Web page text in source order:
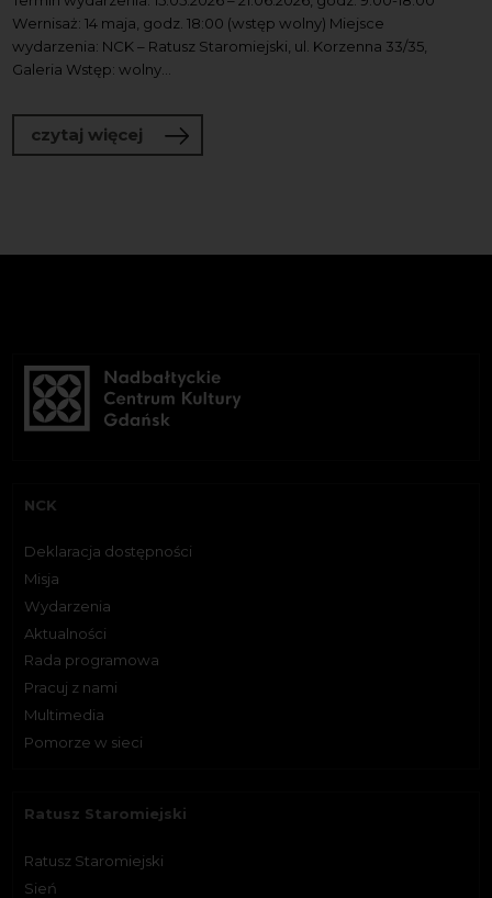
Wernisaż: 14 maja, godz. 18:00 (wstęp wolny) Miejsce
wydarzenia: NCK – Ratusz Staromiejski, ul. Korzenna 33/35,
Galeria Wstęp: wolny...
czytaj więcej o Kòszikówka. Czesław Hinc &
NCK
Deklaracja dostępności
Misja
Wydarzenia
Aktualności
Rada programowa
Pracuj z nami
Multimedia
Pomorze w sieci
Ratusz Staromiejski
Ratusz Staromiejski
Sień